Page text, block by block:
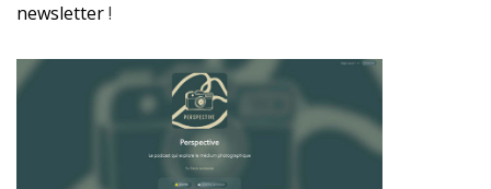
newsletter!